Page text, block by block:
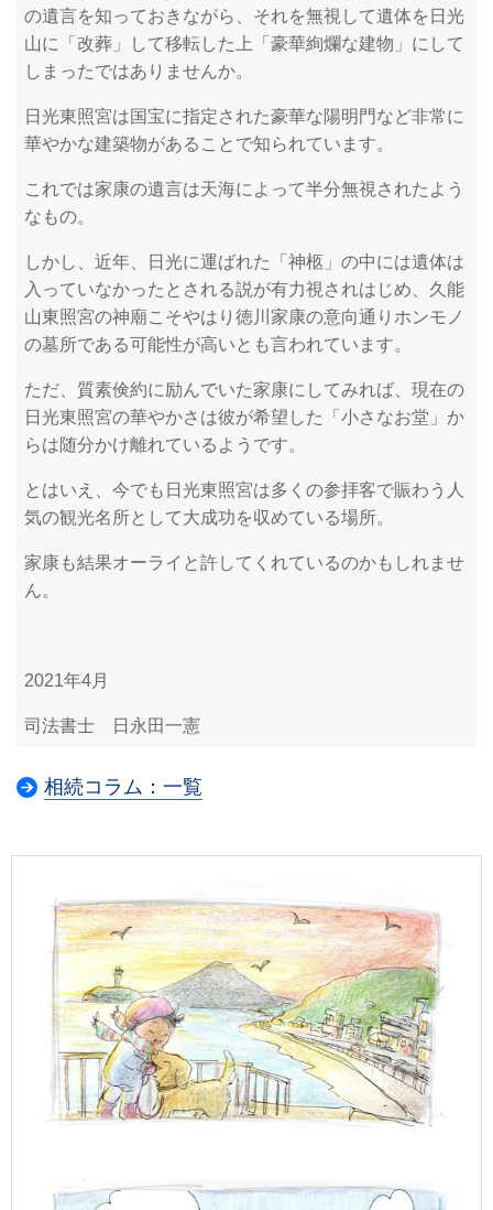
の遺言を知っておきながら、それを無視して遺体を日光
山に「改葬」して移転した上「豪華絢爛な建物」にして
しまったではありませんか。
日光東照宮は国宝に指定された豪華な陽明門など非常に
華やかな建築物があることで知られています。
これでは家康の遺言は天海によって半分無視されたよう
なもの。
しかし、近年、日光に運ばれた「神柩」の中には遺体は
入っていなかったとされる説が有力視されはじめ、久能
山東照宮の神廟こそやはり徳川家康の意向通りホンモノ
の墓所である可能性が高いとも言われています。
ただ、質素倹約に励んでいた家康にしてみれば、現在の
日光東照宮の華やかさは彼が希望した「小さなお堂」か
らは随分かけ離れているようです。
とはいえ、今でも日光東照宮は多くの参拝客で賑わう人
気の観光名所として大成功を収めている場所。
家康も結果オーライと許してくれているのかもしれませ
ん。
2021年4月
司法書士 日永田一憲
相続コラム：一覧